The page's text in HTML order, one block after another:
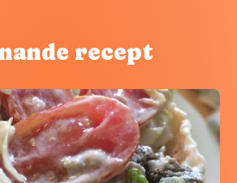
recept